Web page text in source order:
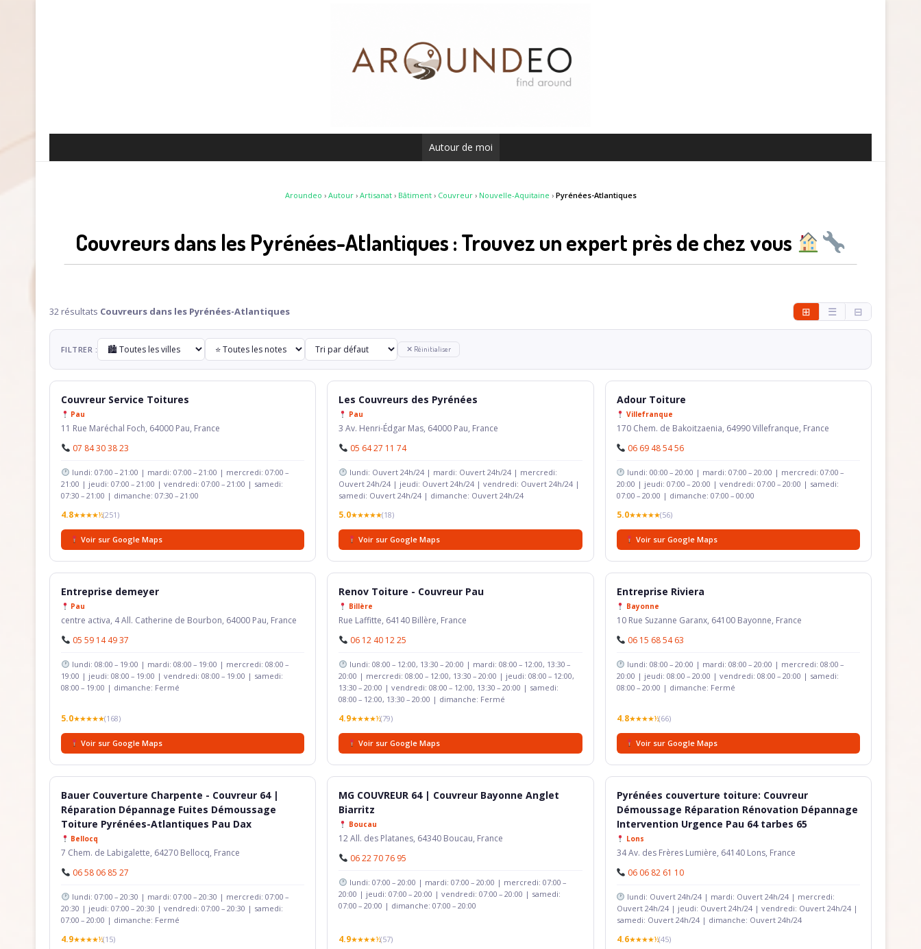
Autour de moi
Aroundeo › Autour› Artisanat› Bâtiment› Couvreur› Nouvelle-Aquitaine › Pyrénées-Atlantiques
Couvreurs dans les Pyrénées-Atlantiques : Trouvez un expert près de chez vous
32 résultats Couvreurs dans les Pyrénées-Atlantiques ⊞ ☰ ⊟
FILTRER : ✕ Réinitialiser
Couvreur Service Toitures
Pau
11 Rue Maréchal Foch, 64000 Pau, France
07 84 30 38 23
lundi: 07:00 – 21:00 | mardi: 07:00 – 21:00 | mercredi: 07:00 –
21:00 | jeudi: 07:00 – 21:00 | vendredi: 07:00 – 21:00 | samedi:
07:30 – 21:00 | dimanche: 07:30 – 21:00
4.8★★★★½(251)
Voir sur Google Maps
Les Couvreurs des Pyrénées
Pau
3 Av. Henri-Édgar Mas, 64000 Pau, France
05 64 27 11 74
lundi: Ouvert 24h/24 | mardi: Ouvert 24h/24 | mercredi:
Ouvert 24h/24 | jeudi: Ouvert 24h/24 | vendredi: Ouvert 24h/24 |
samedi: Ouvert 24h/24 | dimanche: Ouvert 24h/24
5.0★★★★★(18)
Voir sur Google Maps
Adour Toiture
Villefranque
170 Chem. de Bakoitzaenia, 64990 Villefranque, France
06 69 48 54 56
lundi: 00:00 – 20:00 | mardi: 07:00 – 20:00 | mercredi: 07:00 –
20:00 | jeudi: 07:00 – 20:00 | vendredi: 07:00 – 20:00 | samedi:
07:00 – 20:00 | dimanche: 07:00 – 00:00
5.0★★★★★(56)
Voir sur Google Maps
Entreprise demeyer
Pau
centre activa, 4 All. Catherine de Bourbon, 64000 Pau, France
05 59 14 49 37
lundi: 08:00 – 19:00 | mardi: 08:00 – 19:00 | mercredi: 08:00 –
19:00 | jeudi: 08:00 – 19:00 | vendredi: 08:00 – 19:00 | samedi:
08:00 – 19:00 | dimanche: Fermé
5.0★★★★★(168)
Voir sur Google Maps
Renov Toiture - Couvreur Pau
Billère
Rue Laffitte, 64140 Billère, France
06 12 40 12 25
lundi: 08:00 – 12:00, 13:30 – 20:00 | mardi: 08:00 – 12:00, 13:30 –
20:00 | mercredi: 08:00 – 12:00, 13:30 – 20:00 | jeudi: 08:00 – 12:00,
13:30 – 20:00 | vendredi: 08:00 – 12:00, 13:30 – 20:00 | samedi:
08:00 – 12:00, 13:30 – 20:00 | dimanche: Fermé
4.9★★★★½(79)
Voir sur Google Maps
Entreprise Riviera
Bayonne
10 Rue Suzanne Garanx, 64100 Bayonne, France
06 15 68 54 63
lundi: 08:00 – 20:00 | mardi: 08:00 – 20:00 | mercredi: 08:00 –
20:00 | jeudi: 08:00 – 20:00 | vendredi: 08:00 – 20:00 | samedi:
08:00 – 20:00 | dimanche: Fermé
4.8★★★★½(66)
Voir sur Google Maps
Bauer Couverture Charpente - Couvreur 64 |
Réparation Dépannage Fuites Démoussage
Toiture Pyrénées-Atlantiques Pau Dax
Bellocq
7 Chem. de Labigalette, 64270 Bellocq, France
06 58 06 85 27
lundi: 07:00 – 20:30 | mardi: 07:00 – 20:30 | mercredi: 07:00 –
20:30 | jeudi: 07:00 – 20:30 | vendredi: 07:00 – 20:30 | samedi:
07:00 – 20:00 | dimanche: Fermé
4.9★★★★½(15)
MG COUVREUR 64 | Couvreur Bayonne Anglet
Biarritz
Boucau
12 All. des Platanes, 64340 Boucau, France
06 22 70 76 95
lundi: 07:00 – 20:00 | mardi: 07:00 – 20:00 | mercredi: 07:00 –
20:00 | jeudi: 07:00 – 20:00 | vendredi: 07:00 – 20:00 | samedi:
07:00 – 20:00 | dimanche: 07:00 – 20:00
4.9★★★★½(57)
Pyrénées couverture toiture: Couvreur
Démoussage Réparation Rénovation Dépannage
Intervention Urgence Pau 64 tarbes 65
Lons
34 Av. des Frères Lumière, 64140 Lons, France
06 06 82 61 10
lundi: Ouvert 24h/24 | mardi: Ouvert 24h/24 | mercredi:
Ouvert 24h/24 | jeudi: Ouvert 24h/24 | vendredi: Ouvert 24h/24 |
samedi: Ouvert 24h/24 | dimanche: Ouvert 24h/24
4.6★★★★½(45)